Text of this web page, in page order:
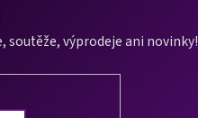
soutěže, výprodeje ani novinky!